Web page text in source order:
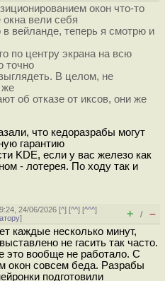
окон что-то
вели себя
в вейланде, теперь я смотрю и
по центру экрана на всю
точно
В целом, не
же
об отказе от иксов, они же
что кедоразрабы могут
гарантию
KDE, если у вас железо как
- лотерея. По ходу так и
24/06/2026 [^] [^^] [^^^]
] + / –
каждые несколько минут,
не гасить так часто.
это вообще не работало. С
окон совсем беда. Разрабы
подготовили